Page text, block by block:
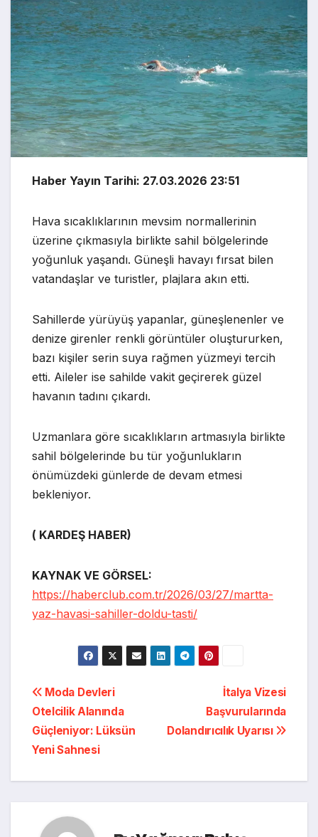
Haber Yayın Tarihi: 27.03.2026 23:51
Hava sıcaklıklarının mevsim normallerinin
üzerine çıkmasıyla birlikte sahil bölgelerinde
yoğunluk yaşandı. Güneşli havayı fırsat bilen
vatandaşlar ve turistler, plajlara akın etti.
Sahillerde yürüyüş yapanlar, güneşlenenler ve
denize girenler renkli görüntüler oluştururken,
bazı kişiler serin suya rağmen yüzmeyi tercih
etti. Aileler ise sahilde vakit geçirerek güzel
havanın tadını çıkardı.
Uzmanlara göre sıcaklıkların artmasıyla birlikte
sahil bölgelerinde bu tür yoğunlukların
önümüzdeki günlerde de devam etmesi
bekleniyor.
( KARDEŞ HABER)
KAYNAK VE GÖRSEL:
https://haberclub.com.tr/2026/03/27/martta-
yaz-havasi-sahiller-doldu-tasti/
Yazı
gezinmesi
İtalya Vizesi
Başvurularında
Dolandırıcılık Uyarısı
Moda Devleri
Otelcilik Alanında
Güçleniyor: Lüksün
Yeni Sahnesi